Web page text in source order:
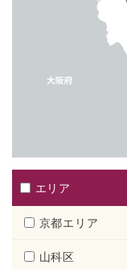
エリア
京都エリア
山科区